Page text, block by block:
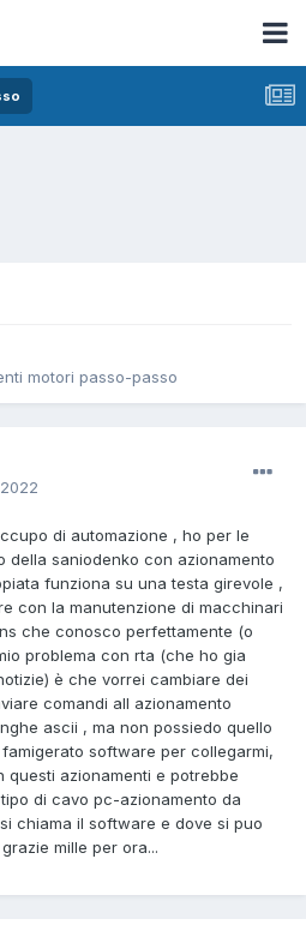
motori passo-passo
di automazione , ho per le
della saniodenko con azionamento
funziona su una testa girevole ,
con la manutenzione di macchinari
che conosco perfettamente (o
problema con rta (che ho gia
è che vorrei cambiare dei
comandi all azionamento
ascii , ma non possiedo quello
software per collegarmi,
azionamenti e potrebbe
di cavo pc-azionamento da
chiama il software e dove si puo
mille per ora...